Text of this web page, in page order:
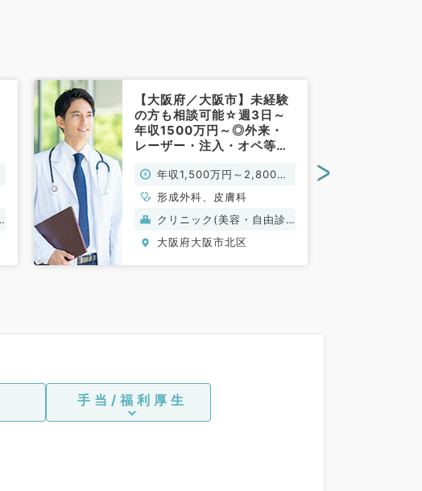
【大阪府／大阪市】未経験
の方も相談可能☆週3日～
年収1500万円～◎外来・
レーザー・注入・オペ等の
外科／常勤）
年収1,500万円～2,800万
円
形成外科、皮膚科
クリニック(美容・自由診
療）
大阪府大阪市北区
>
手当/福利厚生